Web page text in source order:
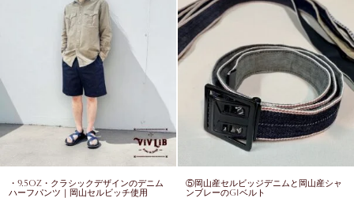
・9.5oz・クラシックデザインのデニム
ハーフパンツ｜岡山セルビッチ使用
⑤岡山産セルビッジデニムと岡山産シャ
ンブレーのGIベルト